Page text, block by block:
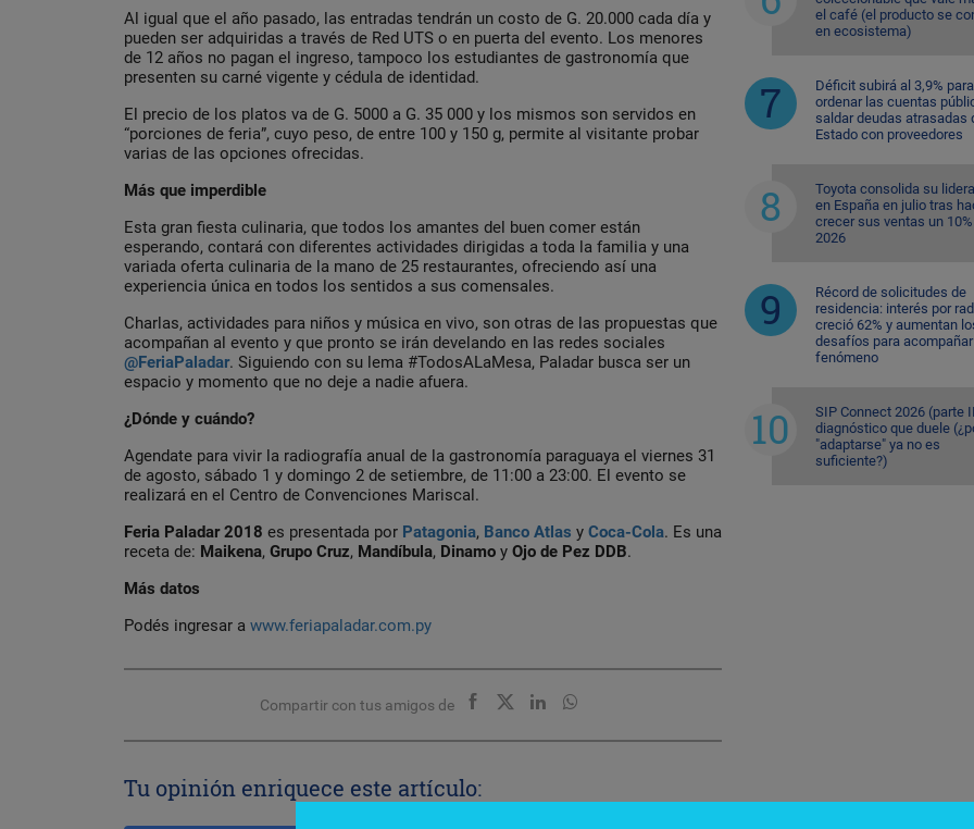
Al igual que el año pasado, las entradas tendrán un costo de G. 20.000 cada día y
pueden ser adquiridas a través de Red UTS o en puerta del evento. Los menores
de 12 años no pagan el ingreso, tampoco los estudiantes de gastronomía que
presenten su carné vigente y cédula de identidad.
El precio de los platos va de G. 5000 a G. 35 000 y los mismos son servidos en
“porciones de feria”, cuyo peso, de entre 100 y 150 g, permite al visitante probar
varias de las opciones ofrecidas.
Más que imperdible
Esta gran fiesta culinaria, que todos los amantes del buen comer están
esperando, contará con diferentes actividades dirigidas a toda la familia y una
variada oferta culinaria de la mano de 25 restaurantes, ofreciendo así una
experiencia única en todos los sentidos a sus comensales.
Charlas, actividades para niños y música en vivo, son otras de las propuestas que
acompañan al evento y que pronto se irán develando en las redes sociales
@FeriaPaladar. Siguiendo con su lema #TodosALaMesa, Paladar busca ser un
espacio y momento que no deje a nadie afuera.
¿Dónde y cuándo?
Agendate para vivir la radiografía anual de la gastronomía paraguaya el viernes 31
de agosto, sábado 1 y domingo 2 de setiembre, de 11:00 a 23:00. El evento se
realizará en el Centro de Convenciones Mariscal.
Feria Paladar 2018 es presentada por Patagonia, Banco Atlas y Coca-Cola. Es una
receta de: Maikena, Grupo Cruz, Mandíbula, Dinamo y Ojo de Pez DDB.
Más datos
Podés ingresar a www.feriapaladar.com.py
Compartir con tus amigos de
Tu opinión enriquece este artículo:
el café (el producto se
en ecosistema)
Déficit subirá al 3,9% para
ordenar las cuentas
saldar deudas atrasadas
Estado con proveedores
Toyota consolida su
en España en julio tras
crecer sus ventas un
2026
Récord de solicitudes de
residencia: interés por
creció 62% y aumentan
desafíos para
fenómeno
SIP Connect 2026 (parte
diagnóstico que duele
"adaptarse" ya no es
suficiente?)